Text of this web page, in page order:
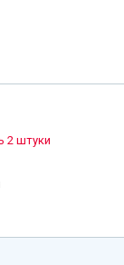
2 штуки